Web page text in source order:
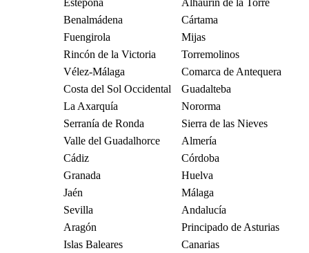
Estepona
Alhaurín de la Torre
Benalmádena
Cártama
Fuengirola
Mijas
Rincón de la Victoria
Torremolinos
Vélez-Málaga
Comarca de Antequera
Costa del Sol Occidental
Guadalteba
La Axarquía
Nororma
Serranía de Ronda
Sierra de las Nieves
Valle del Guadalhorce
Almería
Cádiz
Córdoba
Granada
Huelva
Jaén
Málaga
Sevilla
Andalucía
Aragón
Principado de Asturias
Islas Baleares
Canarias